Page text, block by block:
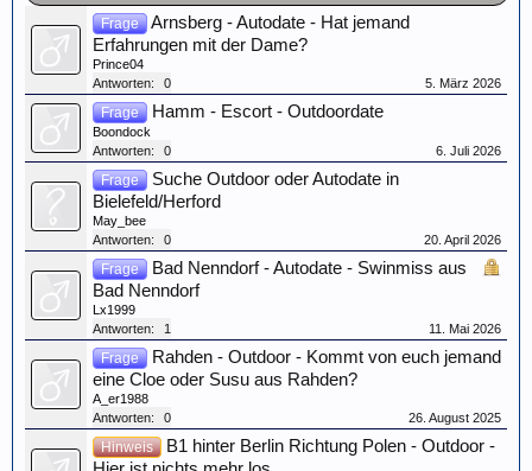
Frage
Arnsberg - Autodate - Hat jemand
Erfahrungen mit der Dame?
Prince04
Antworten:
0 5. März 2026
Frage Hamm - Escort - Outdoordate
Boondock
Antworten:
0 6. Juli 2026
Frage
Suche Outdoor oder Autodate in
Bielefeld/Herford
May_bee
Antworten:
0 20. April 2026
Frage
Bad Nenndorf - Autodate - Swinmiss aus
Bad Nenndorf
Lx1999
Antworten:
1 11. Mai 2026
Frage
Rahden - Outdoor - Kommt von euch jemand
eine Cloe oder Susu aus Rahden?
A_er1988
Antworten:
0 26. August 2025
Hinweis
B1 hinter Berlin Richtung Polen - Outdoor -